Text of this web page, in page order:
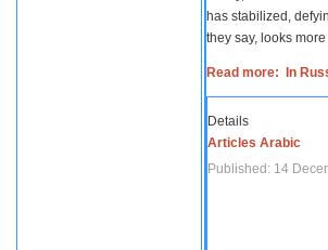
has stabilized,
they say, looks
Read more: In
Details
Articles Arabic
Published: 14